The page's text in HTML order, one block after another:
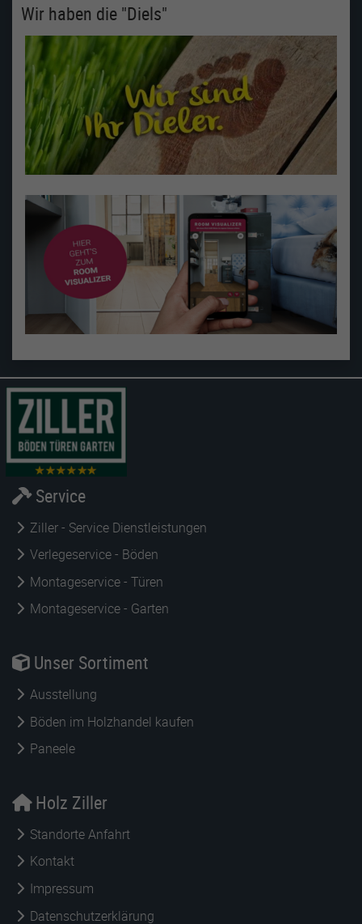
Wir haben die "Diels"
Service
Ziller - Service Dienstleistungen
Verlegeservice - Böden
Montageservice - Türen
Montageservice - Garten
Unser Sortiment
Ausstellung
Böden im Holzhandel kaufen
Paneele
Holz Ziller
Standorte Anfahrt
Kontakt
Impressum
Datenschutzerklärung